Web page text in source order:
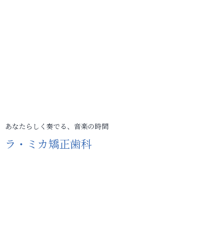
あなたらしく奏でる、音楽の時間
ラ・ミカ矯正歯科